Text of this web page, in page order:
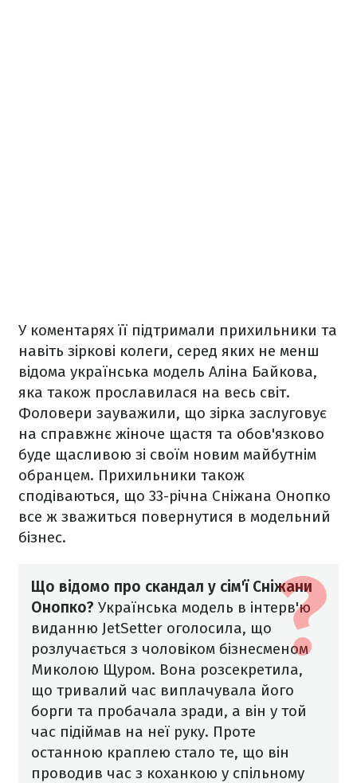
У коментарях її підтримали прихильники та
навіть зіркові колеги, серед яких не менш
відома українська модель Аліна Байкова,
яка також прославилася на весь світ.
Фоловери зауважили, що зірка заслуговує
на справжнє жіноче щастя та обов'язково
буде щасливою зі своїм новим майбутнім
обранцем. Прихильники також
сподіваються, що 33-річна Сніжана Онопко
все ж зважиться повернутися в модельний
бізнес.
Що відомо про скандал у сім'ї Сніжани
Онопко? Українська модель в інтерв'ю
виданню JetSetter оголосила, що
розлучається з чоловіком бізнесменом
Миколою Щуром. Вона розсекретила,
що тривалий час виплачувала його
борги та пробачала зради, а він у той
час підіймав на неї руку. Проте
останною краплею стало те, що він
проводив час з коханкою у спільному